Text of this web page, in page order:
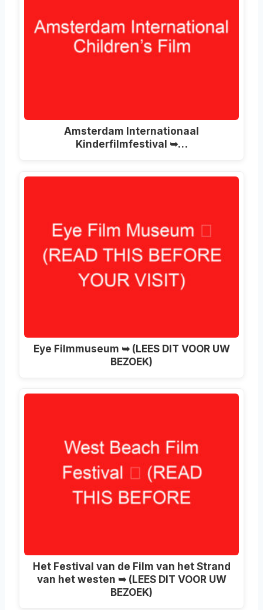
Amsterdam Internationaal
Kinderfilmfestival ➥…
Eye Filmmuseum ➥ (LEES DIT VOOR UW
BEZOEK)
Het Festival van de Film van het Strand
van het westen ➥ (LEES DIT VOOR UW
BEZOEK)